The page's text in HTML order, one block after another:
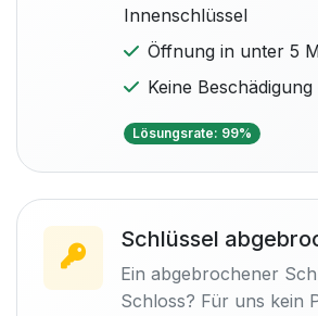
Innenschlüssel
Öffnung in unter 5
Keine
Lösungsrate: 99%
Schlüssel
Ein abgebrochener
Schloss? Für uns kein